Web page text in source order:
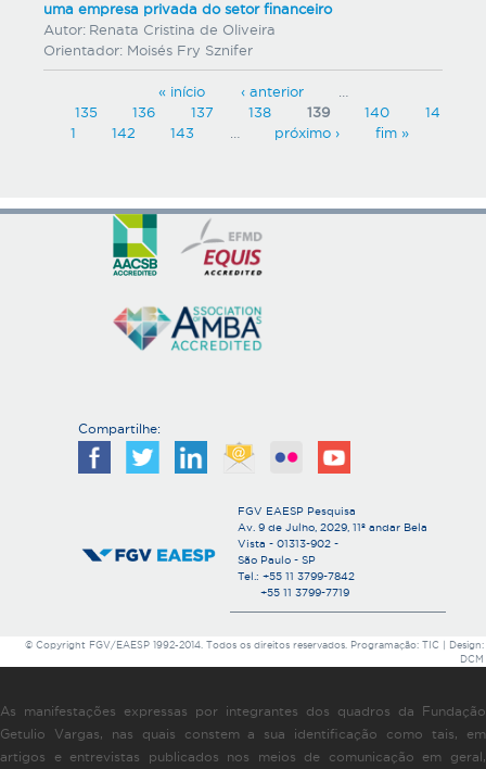
uma empresa privada do setor financeiro
Autor: Renata Cristina de Oliveira
Orientador: Moisés Fry Sznifer
a
« início ‹ anterior
135
136 137 138 139 140
14
1
142 143 próximo › fim »
Compartilhe:
FGV EAESP Pesquisa
Av. 9 de Julho, 2029, 11º andar Bela
Vista - 01313-902 -
São Paulo - SP
Tel.: +55 11 3799-7842
+55 11 3799-7719
© Copyright FGV/EAESP 1992-2014. Todos os direitos reservados. Programação: TIC | Design:
DCM
As manifestações expressas por integrantes dos quadros da Fundação
Getulio Vargas, nas quais constem a sua identificação como tais, em
artigos e entrevistas publicados nos meios de comunicação em geral,